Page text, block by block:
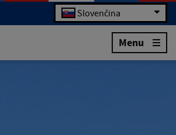
Slovenčina
Menu